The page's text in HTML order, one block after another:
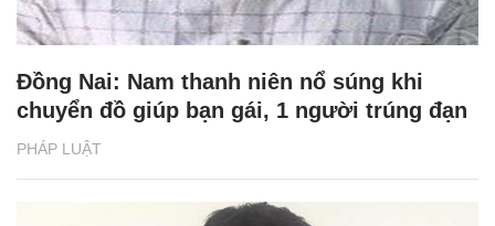
PHÁP LUẬT
Đồng Nai: Nam thanh niên nổ súng khi
chuyển đồ giúp bạn gái, 1 người trúng đạn